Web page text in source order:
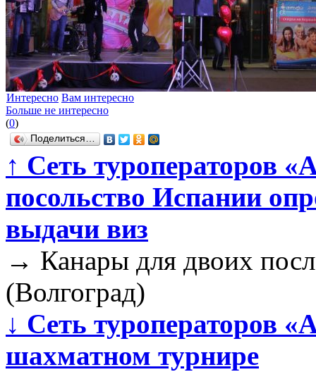
Интересно Вам интересно
Больше не интересно
(0)
Поделиться…
↑ Сеть туроператоров
посольство Испании
выдачи виз
→ Канары для двоих
(Волгоград)
↓ Сеть туроператоров
шахматном турнире